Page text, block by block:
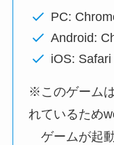
PC:
Android:
iOS: Safari
※このゲーム
れているため
ゲームが起